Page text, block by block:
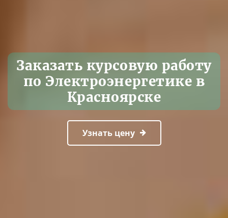
Заказать курсовую работу
по Электроэнергетике в
Красноярске
Узнать цену